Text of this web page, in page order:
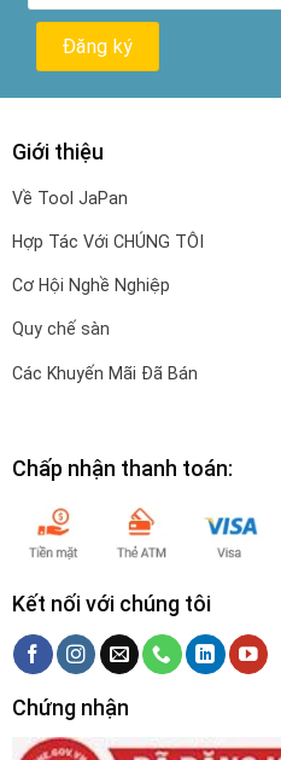
Giới thiệu
Về Tool JaPan
Hợp Tác Với CHÚNG TÔI
Cơ Hội Nghề Nghiệp
Quy chế sàn
Các Khuyến Mãi Đã Bán
Chấp nhận thanh toán:
Kết nối với chúng tôi
Chứng nhận